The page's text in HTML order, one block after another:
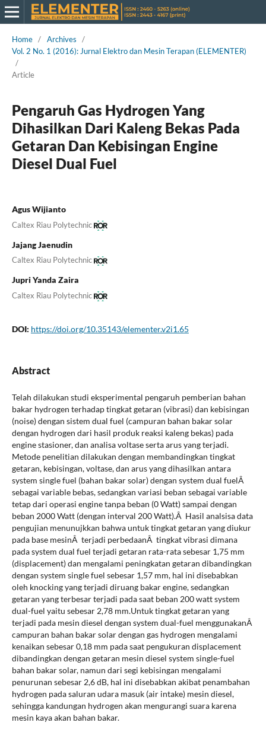
Home / Archives
/
Vol. 2 No. 1 (2016): Jurnal Elektro dan Mesin Terapan (ELEMENTER)
/
Article
Pengaruh Gas Hydrogen Yang
Dihasilkan Dari Kaleng Bekas Pada
Getaran Dan Kebisingan Engine
Diesel Dual Fuel
Agus Wijianto
Caltex Riau Polytechnic
Jajang Jaenudin
Caltex Riau Polytechnic
Jupri Yanda Zaira
Caltex Riau Polytechnic
DOI: https://doi.org/10.35143/elementer.v2i1.65
Abstract
Telah dilakukan studi eksperimental pengaruh pemberian bahan
bakar hydrogen terhadap tingkat getaran (vibrasi) dan kebisingan
(noise) dengan sistem dual fuel (campuran bahan bakar solar
dengan hydrogen dari hasil produk reaksi kaleng bekas) pada
engine stasioner, dan analisa voltase serta arus yang terjadi.
Metode penelitian dilakukan dengan membandingkan tingkat
getaran, kebisingan, voltase, dan arus yang dihasilkan antara
system single fuel (bahan bakar solar) dengan system dual fuelÂ
sebagai variable bebas, sedangkan variasi beban sebagai variable
tetap dari operasi engine tanpa beban (0 Watt) sampai dengan
beban 2000 Watt (dengan interval 200 Watt).Â Hasil analsisa data
pengujian menunujkkan bahwa untuk tingkat getaran yang diukur
pada base mesinÂ terjadi perbedaanÂ tingkat vibrasi dimana
pada system dual fuel terjadi getaran rata-rata sebesar 1,75 mm
(displacement) dan mengalami peningkatan getaran dibandingkan
dengan system single fuel sebesar 1,57 mm, hal ini disebabkan
oleh knocking yang terjadi diruang bakar engine, sedangkan
getaran yang terbesar terjadi pada saat beban 200 watt system
dual-fuel yaitu sebesar 2,78 mm.Untuk tingkat getaran yang
terjadi pada mesin diesel dengan system dual-fuel menggunakanÂ
campuran bahan bakar solar dengan gas hydrogen mengalami
kenaikan sebesar 0,18 mm pada saat pengukuran displacement
dibandingkan dengan getaran mesin diesel system single-fuel
bahan bakar solar, namun dari segi kebisingan mengalami
penurunan sebesar 2,6 dB, hal ini disebabkan akibat penambahan
hydrogen pada saluran udara masuk (air intake) mesin diesel,
sehingga kandungan hydrogen akan mengurangi suara karena
mesin kaya akan bahan bakar.